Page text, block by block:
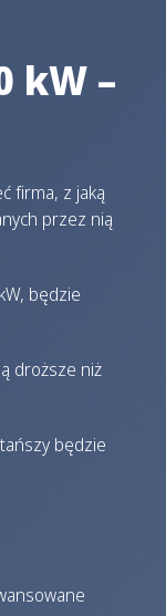
kW –
firma, z jaką
przez nią
będzie
droższe niż
będzie